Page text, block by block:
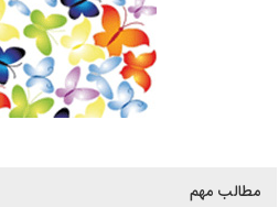
مطالب مهم